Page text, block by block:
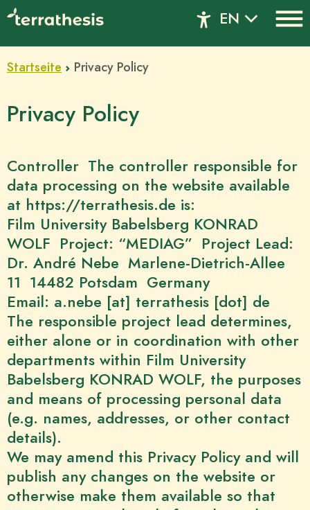
Hauptregion der Seite anspringen
EN
Startseite Privacy Policy
Privacy Policy
Controller The controller responsible for
data processing on the website available
at https://terrathesis.de is:
Film University Babelsberg KONRAD
WOLF Project: “MEDIAG” Project Lead:
Dr. André Nebe Marlene-Dietrich-Allee
11 14482 Potsdam Germany
Email: a.nebe [at] terrathesis [dot] de
The responsible project lead determines,
either alone or in coordination with other
departments within Film University
Babelsberg KONRAD WOLF, the purposes
and means of processing personal data
(e.g. names, addresses, or other contact
details).
We may amend this Privacy Policy and will
publish any changes on the website or
otherwise make them available so that